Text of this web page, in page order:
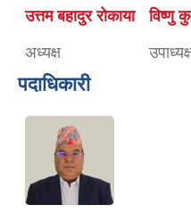
उत्तम बहादुर रोकाया
अध्यक्ष
विष्णु
पदाधिकारी